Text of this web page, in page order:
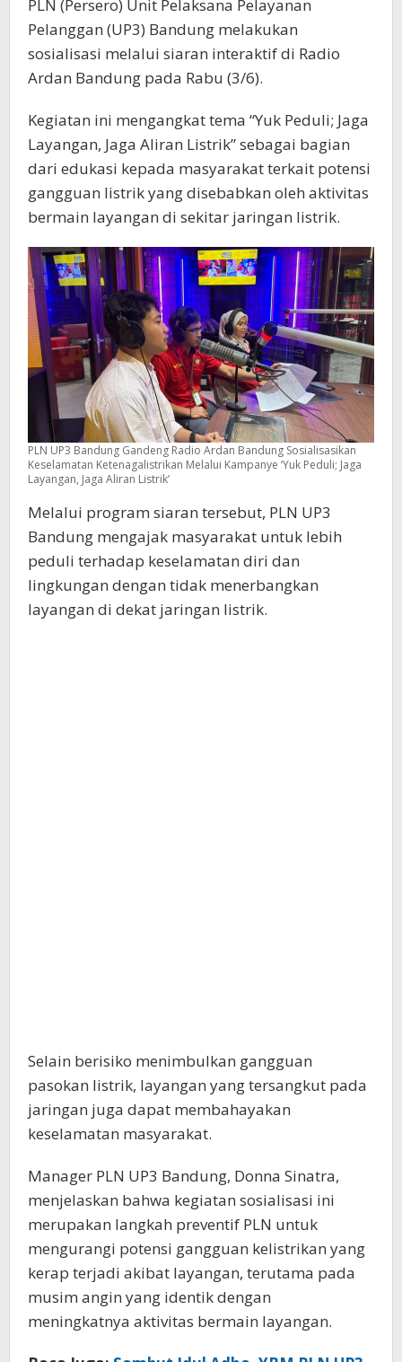
PLN (Persero) Unit Pelaksana Pelayanan
Pelanggan (UP3) Bandung melakukan
sosialisasi melalui siaran interaktif di Radio
Ardan Bandung pada Rabu (3/6).
Kegiatan ini mengangkat tema “Yuk Peduli; Jaga
Layangan, Jaga Aliran Listrik” sebagai bagian
dari edukasi kepada masyarakat terkait potensi
gangguan listrik yang disebabkan oleh aktivitas
bermain layangan di sekitar jaringan listrik.
PLN UP3 Bandung Gandeng Radio Ardan Bandung Sosialisasikan
Keselamatan Ketenagalistrikan Melalui Kampanye ‘Yuk Peduli; Jaga
Layangan, Jaga Aliran Listrik’
Melalui program siaran tersebut, PLN UP3
Bandung mengajak masyarakat untuk lebih
peduli terhadap keselamatan diri dan
lingkungan dengan tidak menerbangkan
layangan di dekat jaringan listrik.
Selain berisiko menimbulkan gangguan
pasokan listrik, layangan yang tersangkut pada
jaringan juga dapat membahayakan
keselamatan masyarakat.
Manager PLN UP3 Bandung, Donna Sinatra,
menjelaskan bahwa kegiatan sosialisasi ini
merupakan langkah preventif PLN untuk
mengurangi potensi gangguan kelistrikan yang
kerap terjadi akibat layangan, terutama pada
musim angin yang identik dengan
meningkatnya aktivitas bermain layangan.